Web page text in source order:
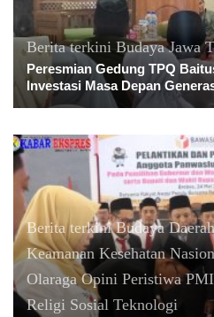
Berita terkini Budaya Jawa
Peresmian Gedung TPQ
Investasi Masa Depan
Berita terkini Budaya Daerah
Keamanan Kesehatan
Olaraga Opini Peristiwa PMI
Religi Sosial Teknologi